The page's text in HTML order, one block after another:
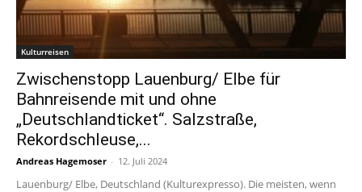
Kulturreisen
Zwischenstopp Lauenburg/ Elbe für
Bahnreisende mit und ohne
„Deutschlandticket“. Salzstraße,
Rekordschleuse,...
Andreas Hagemoser - 12. Juli 2024
Lauenburg/ Elbe, Deutschland (Kulturexpresso). Die meisten, wenn